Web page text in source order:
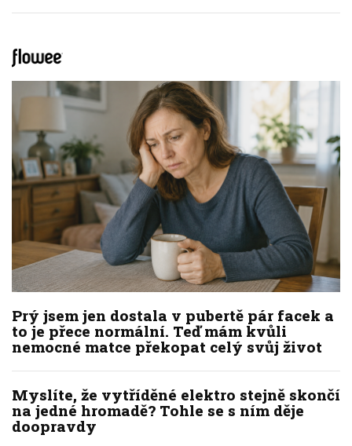
Prý jsem jen dostala v pubertě pár facek a
to je přece normální. Teď mám kvůli
nemocné matce překopat celý svůj život
Myslíte, že vytříděné elektro stejně skončí
na jedné hromadě? Tohle se s ním děje
doopravdy